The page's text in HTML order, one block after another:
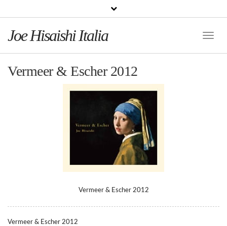
Joe Hisaishi Italia
Toggle
Vermeer & Escher 2012
Vermeer & Escher 2012
Vermeer & Escher 2012